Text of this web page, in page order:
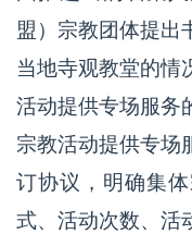
盟）宗教团体提出
当地寺观教堂的情
活动提供专场服务
宗教活动提供专场
订协议，明确集
式、活动次数、活